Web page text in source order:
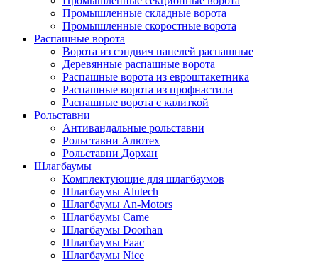
Промышленные складные ворота
Промышленные скоростные ворота
Распашные ворота
Ворота из сэндвич панелей распашные
Деревянные распашные ворота
Распашные ворота из евроштакетника
Распашные ворота из профнастила
Распашные ворота с калиткой
Рольставни
Антивандальные рольставни
Рольставни Алютех
Рольставни Дорхан
Шлагбаумы
Комплектующие для шлагбаумов
Шлагбаумы Alutech
Шлагбаумы An-Motors
Шлагбаумы Came
Шлагбаумы Doorhan
Шлагбаумы Faac
Шлагбаумы Nice